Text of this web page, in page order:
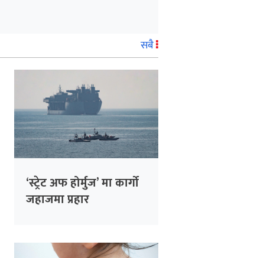
सबै
‘स्ट्रेट अफ होर्मुज’ मा कार्गो
जहाजमा प्रहार